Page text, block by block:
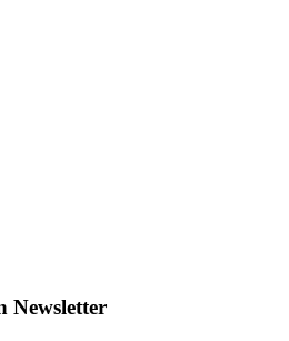
Newsletter